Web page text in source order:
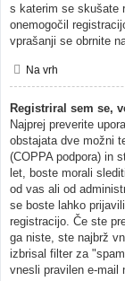
s katerim se skušate
onemogočil
vprašanji se obrnite
Na vrh
Registriral sem se,
Najprej preverite
obstajata dve možni
(COPPA podpora) in
let, boste morali
od vas ali od
se boste lahko
registracijo. Če ste
ga niste, ste najbrž
izbrisal filter za
vnesli pravilen e-mail